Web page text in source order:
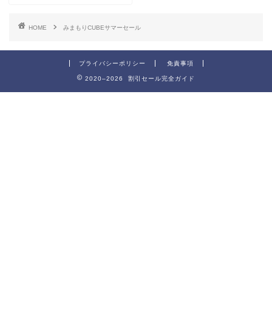
HOME みまもりCUBEサマーセール
プライバシーポリシー 免責事項
2020–2026 割引セール完全ガイド